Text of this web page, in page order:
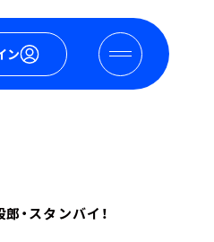
ン
・スタンバイ！